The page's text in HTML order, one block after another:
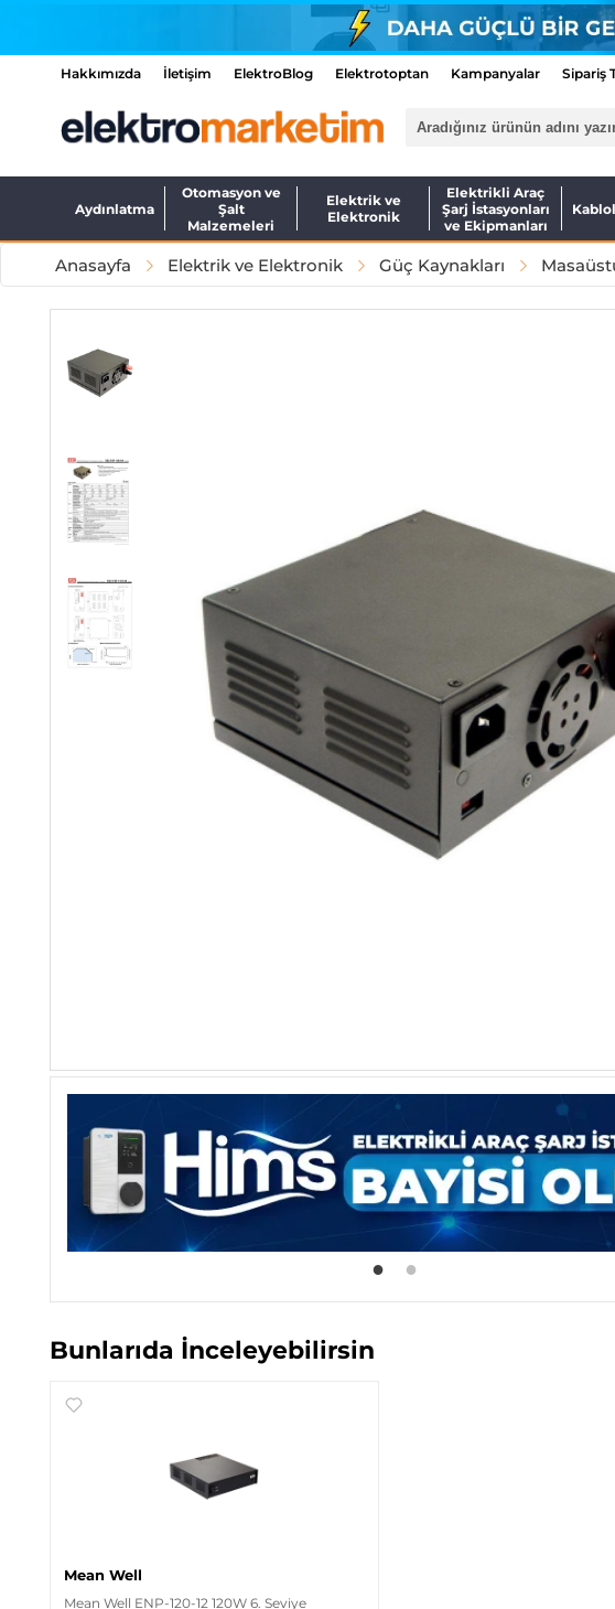
Hakkımızda İletişim ElektroBlog Elektrotoptan Kampanyalar Sipariş
Aydınlatma
Otomasyon ve
Şalt
Malzemeleri
Elektrik ve
Elektronik
Elektrikli Araç
Şarj İstasyonları
ve Ekipmanları
Anasayfa Elektrik ve Elektronik Güç Kaynakları
Bunlarıda İnceleyebilirsin
Mean Well
Mean Well ENP-120-12 120W 6. Seviye